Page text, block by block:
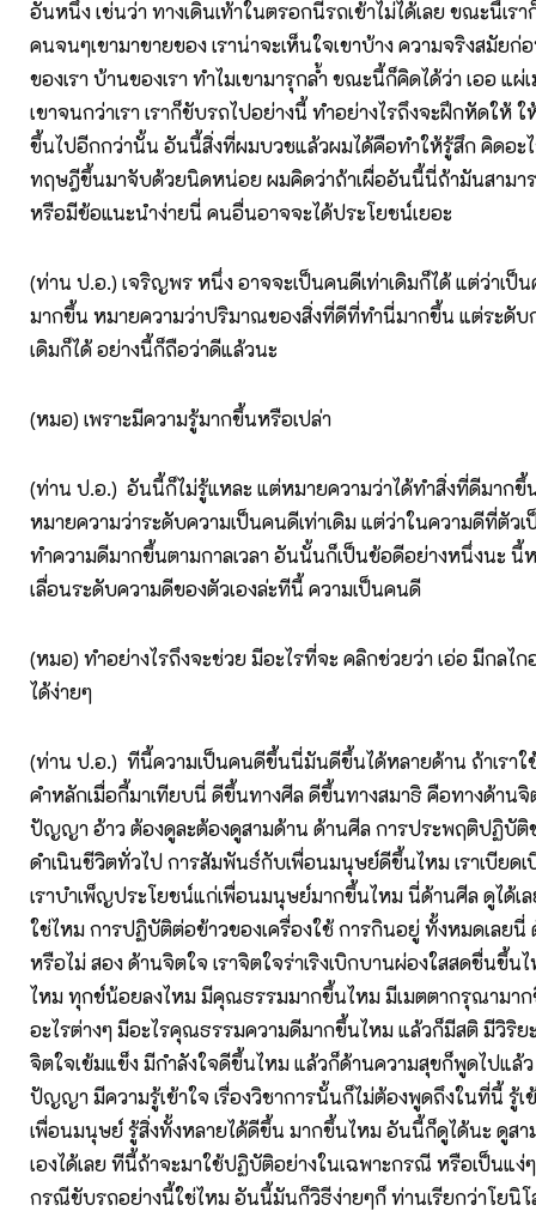
อันหนึ่ง เช่นว่า ทางเดินเท้าในตรอกนี่รถเข้าไม่ได้เลย ขณะนี้เร
คนจนๆเขามาขายของ เราน่าจะเห็นใจเขาบ้าง ความจริงสมัยก่
ของเรา บ้านของเรา ทำไมเขามารุกล้ำ ขณะนี้ก็คิดได้ว่า เออ แ
เขาจนกว่าเรา เราก็ขับรถไปอย่างนี้ ทำอย่างไรถึงจะฝึกหัดให้
ขึ้นไปอีกกว่านั้น อันนี้สิ่งที่ผมบวชแล้วผมได้คือทำให้รู้สึก คิดอะ
ทฤษฎีขึ้นมาจับด้วยนิดหน่อย ผมคิดว่าถ้าเผื่ออันนี้นี่ถ้ามันสามาร
หรือมีข้อแนะนำง่ายนี่ คนอื่นอาจจะได้ประโยชน์เยอะ
(ท่าน ป.อ.) เจริญพร หนึ่ง อาจจะเป็นคนดีเท่าเดิมก็ได้ แต่ว่าเป็
มากขึ้น หมายความว่าปริมาณของสิ่งที่ดีที่ทำนี่มากขึ้น แต่ระดับ
เดิมก็ได้ อย่างนี้ก็ถือว่าดีแล้วนะ
(หมอ) เพราะมีความรู้มากขึ้นหรือเปล่า
(ท่าน ป.อ.) อันนี้ก็ไม่รู้แหละ แต่หมายความว่าได้ทำสิ่งที่ดีมาก
หมายความว่าระดับความเป็นคนดีเท่าเดิม แต่ว่าในความดีที่ตัวเ
ทำความดีมากขึ้นตามกาลเวลา อันนั้นก็เป็นข้อดีอย่างหนึ่งนะ นี้
เลื่อนระดับความดีของตัวเองล่ะทีนี้ ความเป็นคนดี
(หมอ) ทำอย่างไรถึงจะช่วย มีอะไรที่จะ คลิกช่วยว่า เอ่อ มีกลไก
ได้ง่ายๆ
(ท่าน ป.อ.) ทีนี้ความเป็นคนดีขึ้นนี่มันดีขึ้นได้หลายด้าน ถ้าเราใ
คำหลักเมื่อกี้มาเทียบนี่ ดีขึ้นทางศีล ดีขึ้นทางสมาธิ คือทางด้าน
ปัญญา อ้าว ต้องดูละต้องดูสามด้าน ด้านศีล การประพฤติปฏิบัติข
ดำเนินชีวิตทั่วไป การสัมพันธ์กับเพื่อนมนุษย์ดีขึ้นไหม เราเบียด
เราบำเพ็ญประโยชน์แก่เพื่อนมนุษย์มากขึ้นไหม นี่ด้านศีล ดูได้เล
ใช่ไหม การปฏิบัติต่อข้าวของเครื่องใช้ การกินอยู่ ทั้งหมดเลยนี่
หรือไม่ สอง ด้านจิตใจ เราจิตใจร่าเริงเบิกบานผ่องใสสดชื่นขึ้น
ไหม ทุกข์น้อยลงไหม มีคุณธรรมมากขึ้นไหม มีเมตตากรุณามา
อะไรต่างๆ มีอะไรคุณธรรมความดีมากขึ้นไหม แล้วก็มีสติ มีวิริย
จิตใจเข้มแข็ง มีกำลังใจดีขึ้นไหม แล้วก็ด้านความสุขก็พูดไปแล้
ปัญญา มีความรู้เข้าใจ เรื่องวิชาการนั้นก็ไม่ต้องพูดถึงในที่นี้ รู้เ
เพื่อนมนุษย์ รู้สิ่งทั้งหลายได้ดีขึ้น มากขึ้นไหม อันนี้ก็ดูได้นะ ดูส
เองได้เลย ทีนี้ถ้าจะมาใช้ปฏิบัติอย่างในเฉพาะกรณี หรือเป็นแง่ๆ
กรณีขับรถอย่างนี้ใช่ไหม อันนี้มันก็วิธีง่ายๆก็ ท่านเรียกว่าโยนิโ